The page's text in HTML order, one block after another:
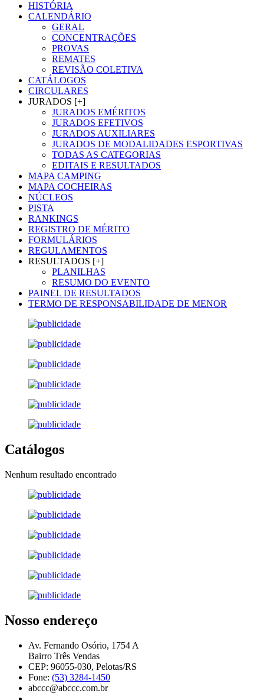
HISTÓRIA
CALENDÁRIO
GERAL
CONCENTRAÇÕES
PROVAS
REMATES
REVISÃO COLETIVA
CATÁLOGOS
CIRCULARES
JURADOS [+]
JURADOS EMÉRITOS
JURADOS EFETIVOS
JURADOS AUXILIARES
JURADOS DE MODALIDADES ESPORTIVAS
TODAS AS CATEGORIAS
EDITAIS E RESULTADOS
MAPA CAMPING
MAPA COCHEIRAS
NÚCLEOS
PISTA
RANKINGS
REGISTRO DE MÉRITO
FORMULÁRIOS
REGULAMENTOS
RESULTADOS [+]
PLANILHAS
RESUMO DO EVENTO
PAINEL DE RESULTADOS
TERMO DE RESPONSABILIDADE DE MENOR
Catálogos
Nenhum resultado encontrado
Nosso endereço
Av. Fernando Osório, 1754 A
Bairro Três Vendas
CEP: 96055-030, Pelotas/RS
Fone: (53) 3284-1450
abccc@abccc.com.br